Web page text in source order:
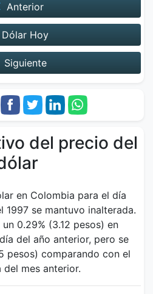
Anterior
Dólar Hoy
Siguiente
del precio del
en Colombia para el día
1997 se mantuvo inalterada.
0.29% (3.12 pesos) en
del año anterior, pero se
pesos) comparando con el
del mes anterior.